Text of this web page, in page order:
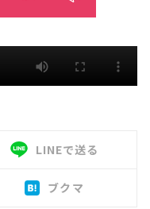
LINEで送る
ブクマ